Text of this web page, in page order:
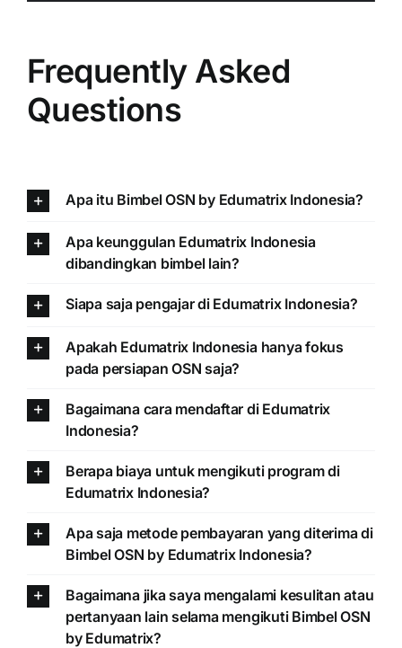
Frequently Asked
Questions
Apa itu Bimbel OSN by Edumatrix Indonesia?
Apa keunggulan Edumatrix Indonesia
dibandingkan bimbel lain?
Siapa saja pengajar di Edumatrix Indonesia?
Apakah Edumatrix Indonesia hanya fokus
pada persiapan OSN saja?
Bagaimana cara mendaftar di Edumatrix
Indonesia?
Berapa biaya untuk mengikuti program di
Edumatrix Indonesia?
Apa saja metode pembayaran yang diterima di
Bimbel OSN by Edumatrix Indonesia?
Bagaimana jika saya mengalami kesulitan atau
pertanyaan lain selama mengikuti Bimbel OSN
by Edumatrix?